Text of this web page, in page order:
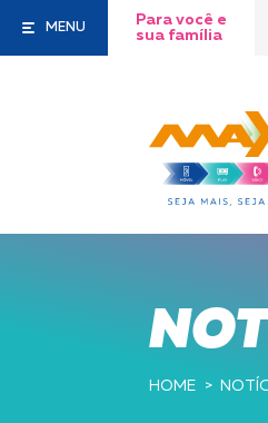
MENU
Para você e
sua família
HOME